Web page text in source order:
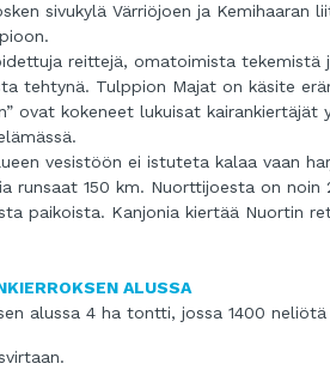
sivukylä Värriöjoen ja Kemihaaran
reittejä, omatoimista tekemistä
tehtynä. Tulppion Majat on käsite
ovat kokeneet lukuisat kairankiertäjät
vesistöön ei istuteta kalaa vaan
runsaat 150 km. Nuorttijoesta on noin
paikoista. Kanjonia kiertää Nuortin
ALUSSA
alussa 4 ha tontti, jossa 1400